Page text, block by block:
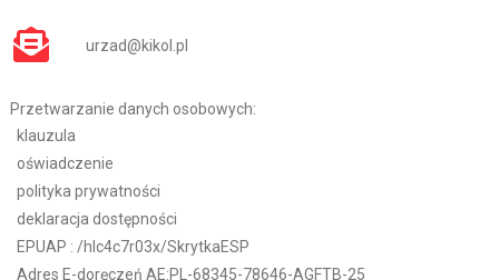
urzad@kikol.pl
Przetwarzanie danych osobowych:
klauzula
oświadczenie
polityka prywatności
deklaracja dostępności
EPUAP : /hlc4c7r03x/SkrytkaESP
Adres E-doręczeń AE:PL-68345-78646-AGFTB-25